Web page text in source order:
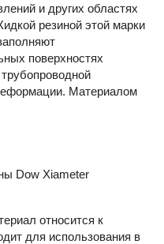
и других областях
резиной этой марки
поверхностях
Материалом
Dow Xiameter
относится к
для использования в